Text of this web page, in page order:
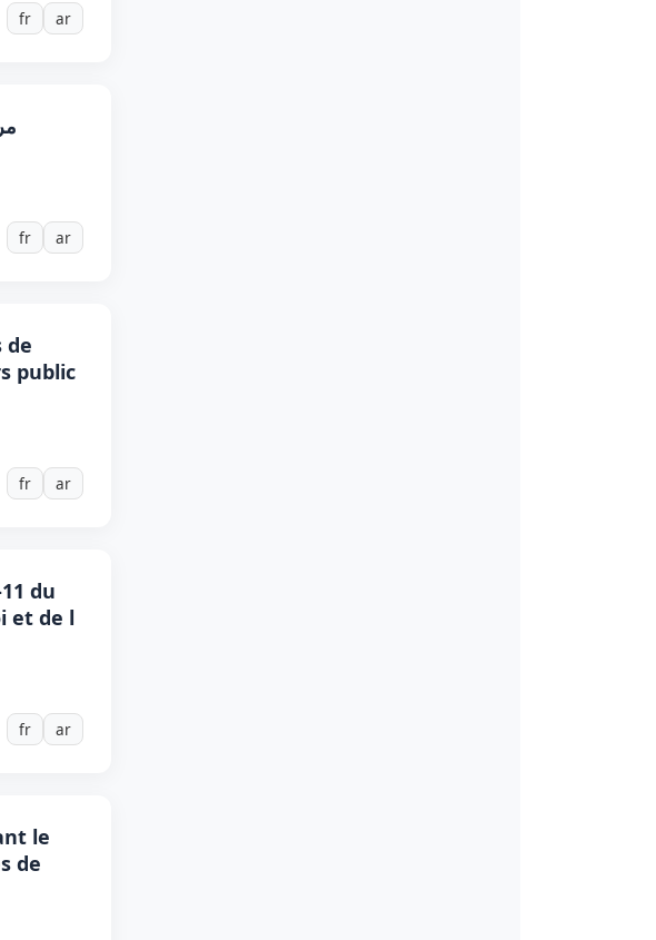
fr ar
fr ar
de
public
fr ar
du
et de l
fr ar
le
de